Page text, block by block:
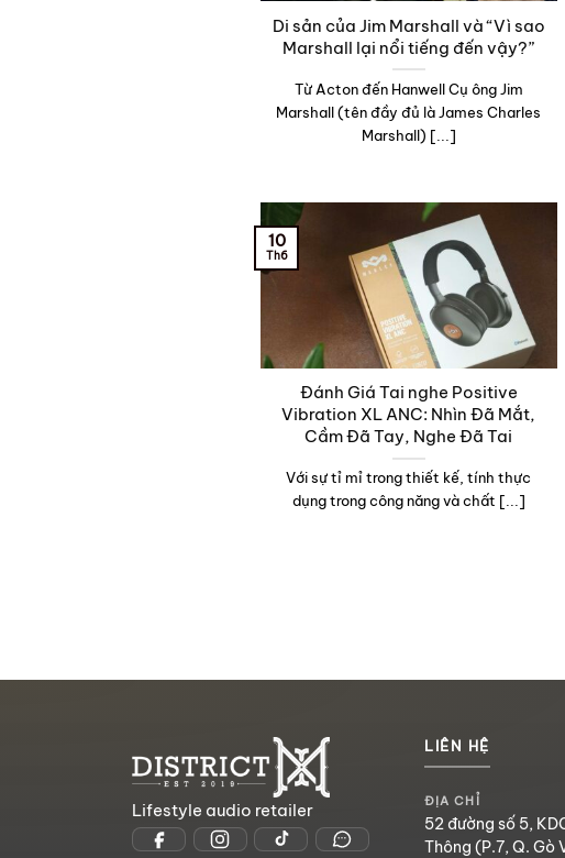
Di sản của Jim Marshall và “Vì sao
Marshall lại nổi tiếng đến vậy?”
Từ Acton đến Hanwell Cụ ông Jim
Marshall (tên đầy đủ là James Charles
Marshall) [...]
Đánh Giá Tai nghe Positive
Vibration XL ANC: Nhìn Đã Mắt,
Cầm Đã Tay, Nghe Đã Tai
Với sự tỉ mỉ trong thiết kế, tính thực
dụng trong công năng và chất [...]
10
Th6
Lifestyle audio retailer
LIÊN HỆ
ĐỊA CHỈ
52 đường số 5,
Thông (P.7, Q. Gò